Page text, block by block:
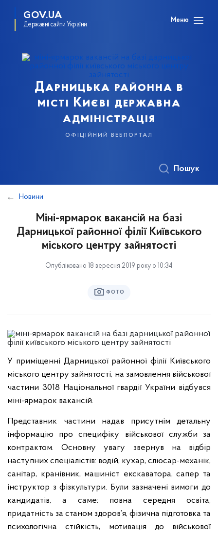
GOV.UA
Державні сайти України
Меню
Дарницька районна в
місті Києві державна
адміністрація
офіційний вебпортал
Пошук
Новини
Міні-ярмарок вакансій на базі
Дарницької районної філії Київського
міського центру зайнятості
Опубліковано 18 вересня 2019 року о 10:34
ФОТО
У приміщенні Дарницької районної філії Київського
міського центру зайнятості, на замовлення військової
частини 3018 Національної гвардії України відбувся
міні-ярмарок вакансій.
Представник частини надав присутнім детальну
інформацію про специфіку військової служби за
контрактом. Основну увагу звернув на відбір
наступних спеціалістів: водій, кухар, слюсар-механік,
санітар, кранівник, машиніст екскаватора, сапер та
інструктор з фізкультури. Були зазначені вимоги до
кандидатів, а саме: повна середня освіта,
придатність за станом здоров’я, фізична підготовка та
психологічна стійкість, мотивація до військової